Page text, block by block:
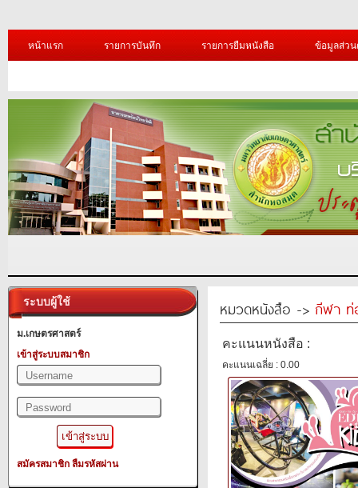
หน้าแรก รายการบันทึก รายการยืมหนังสือ ข้อมูลส่ว
ระบบผู้ใช้
ม.เกษตรศาสตร์
เข้าสู่ระบบสมาชิก
สมัครสมาชิก ลืมรหัสผ่าน
หมวดหนังสือ -> กีฬา ท่
คะแนนหนังสือ :
คะแนนเฉลี่ย : 0.00